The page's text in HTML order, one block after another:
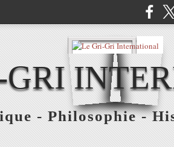
- Philosophie -